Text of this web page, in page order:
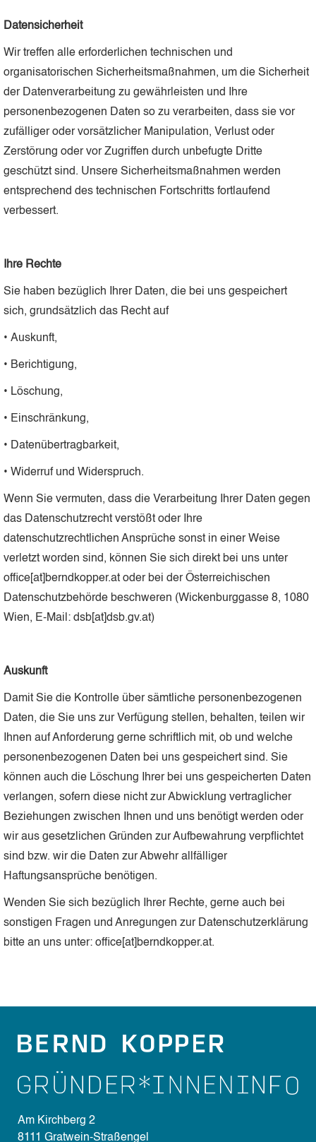
Datensicherheit
Wir treffen alle erforderlichen technischen und
organisatorischen Sicherheitsmaßnahmen, um die Sicherheit
der Datenverarbeitung zu gewährleisten und Ihre
personenbezogenen Daten so zu verarbeiten, dass sie vor
zufälliger oder vorsätzlicher Manipulation, Verlust oder
Zerstörung oder vor Zugriffen durch unbefugte Dritte
geschützt sind. Unsere Sicherheitsmaßnahmen werden
entsprechend des technischen Fortschritts fortlaufend
verbessert.
Ihre Rechte
Sie haben bezüglich Ihrer Daten, die bei uns gespeichert
sich, grundsätzlich das Recht auf
• Auskunft,
• Berichtigung,
• Löschung,
• Einschränkung,
• Datenübertragbarkeit,
• Widerruf und Widerspruch.
Wenn Sie vermuten, dass die Verarbeitung Ihrer Daten gegen
das Datenschutzrecht verstößt oder Ihre
datenschutzrechtlichen Ansprüche sonst in einer Weise
verletzt worden sind, können Sie sich direkt bei uns unter
office[at]berndkopper.at oder bei der Österreichischen
Datenschutzbehörde beschweren (Wickenburggasse 8, 1080
Wien, E-Mail: dsb[at]dsb.gv.at)
Auskunft
Damit Sie die Kontrolle über sämtliche personenbezogenen
Daten, die Sie uns zur Verfügung stellen, behalten, teilen wir
Ihnen auf Anforderung gerne schriftlich mit, ob und welche
personenbezogenen Daten bei uns gespeichert sind. Sie
können auch die Löschung Ihrer bei uns gespeicherten Daten
verlangen, sofern diese nicht zur Abwicklung vertraglicher
Beziehungen zwischen Ihnen und uns benötigt werden oder
wir aus gesetzlichen Gründen zur Aufbewahrung verpflichtet
sind bzw. wir die Daten zur Abwehr allfälliger
Haftungsansprüche benötigen.
Wenden Sie sich bezüglich Ihrer Rechte, gerne auch bei
sonstigen Fragen und Anregungen zur Datenschutzerklärung
bitte an uns unter: office[at]berndkopper.at.
Am Kirchberg 2
8111 Gratwein-Straßengel